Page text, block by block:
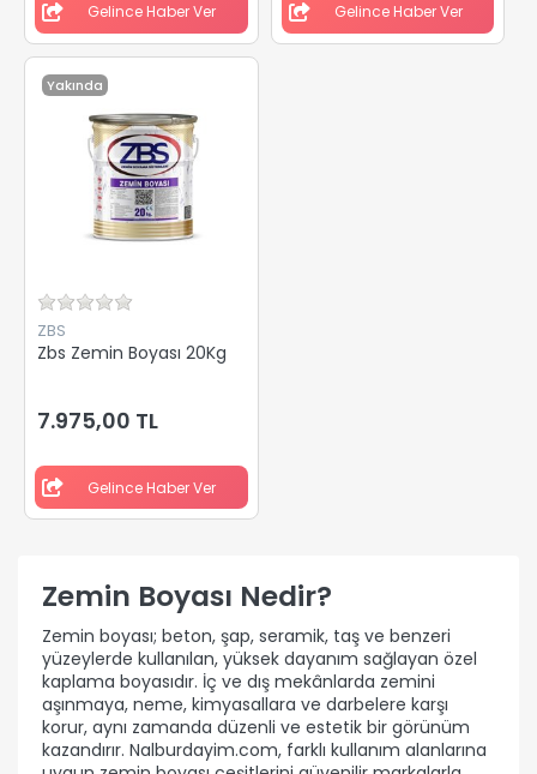
Gelince Haber Ver Gelince Haber Ver
Yakında
ZBS
Zbs Zemin Boyası 20Kg
7.975,00 TL
Gelince Haber Ver
Zemin Boyası Nedir?
Zemin boyası; beton, şap, seramik, taş ve benzeri
yüzeylerde kullanılan, yüksek dayanım sağlayan özel
kaplama boyasıdır. İç ve dış mekânlarda zemini
aşınmaya, neme, kimyasallara ve darbelere karşı
korur, aynı zamanda düzenli ve estetik bir görünüm
kazandırır. Nalburdayim.com, farklı kullanım alanlarına